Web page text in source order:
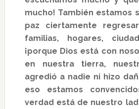
mucho! También estamos
paz ciertamente
familias, hogares,
¡porque Dios está con
en nuestra tierra,
agredió a nadie ni hizo
eso estamos
verdad está de nuestro